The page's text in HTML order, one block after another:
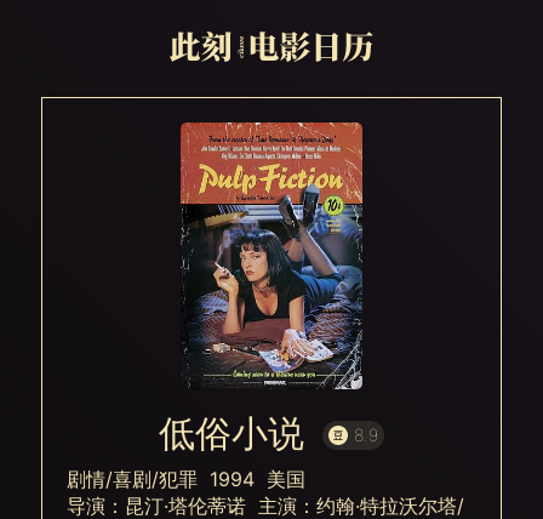
低俗小说 8.9
剧情/喜剧/犯罪 1994 美国
导演：昆汀·塔伦蒂诺 主演：约翰·特拉沃尔塔/